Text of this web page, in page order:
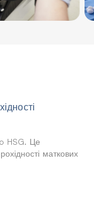
HSG. Це
маткових